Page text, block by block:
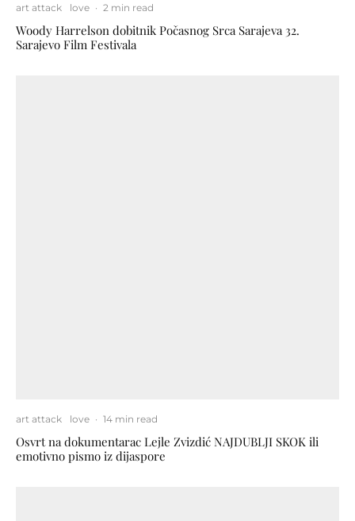
art attack love · 2 min read
Woody Harrelson dobitnik Počasnog Srca Sarajeva 32.
Sarajevo Film Festivala
art attack love · 14 min read
Osvrt na dokumentarac Lejle Zvizdić NAJDUBLJI SKOK ili
emotivno pismo iz dijaspore